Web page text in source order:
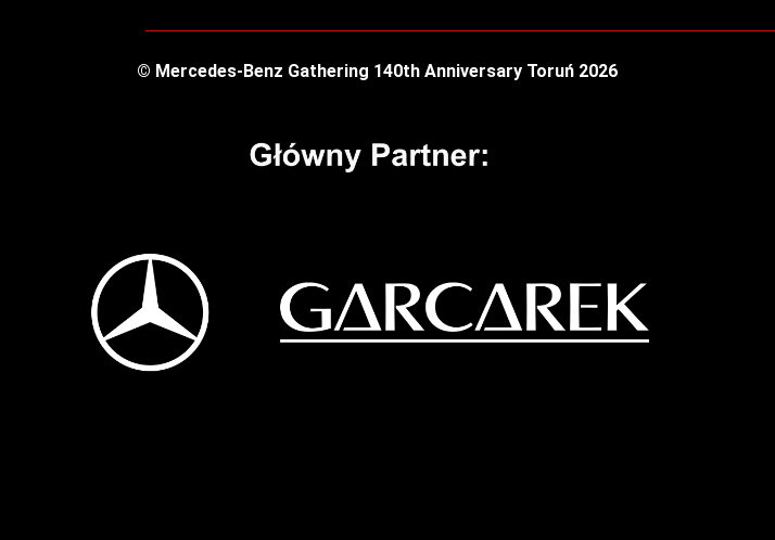
© Mercedes-Benz Gathering 140th Anniversary Toruń 2026